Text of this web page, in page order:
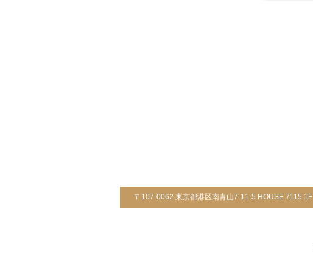
〒107-0062 東京都港区南青山7-11-5 HOUSE 7115 1F